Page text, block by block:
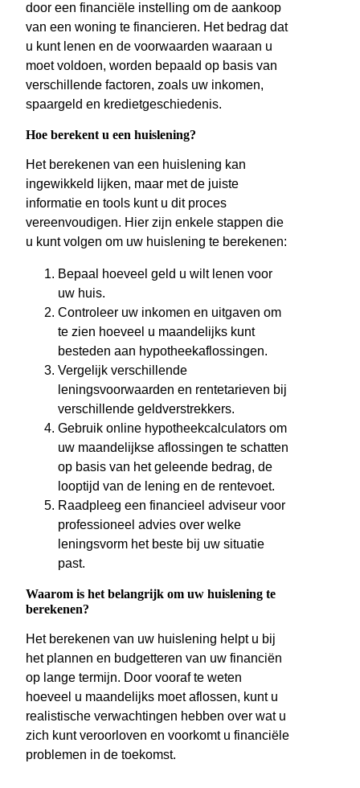
door een financiële instelling om de aankoop
van een woning te financieren. Het bedrag dat
u kunt lenen en de voorwaarden waaraan u
moet voldoen, worden bepaald op basis van
verschillende factoren, zoals uw inkomen,
spaargeld en kredietgeschiedenis.
Hoe berekent u een huislening?
Het berekenen van een huislening kan
ingewikkeld lijken, maar met de juiste
informatie en tools kunt u dit proces
vereenvoudigen. Hier zijn enkele stappen die
u kunt volgen om uw huislening te berekenen:
Bepaal hoeveel geld u wilt lenen voor
uw huis.
Controleer uw inkomen en uitgaven om
te zien hoeveel u maandelijks kunt
besteden aan hypotheekaflossingen.
Vergelijk verschillende
leningsvoorwaarden en rentetarieven bij
verschillende geldverstrekkers.
Gebruik online hypotheekcalculators om
uw maandelijkse aflossingen te schatten
op basis van het geleende bedrag, de
looptijd van de lening en de rentevoet.
Raadpleeg een financieel adviseur voor
professioneel advies over welke
leningsvorm het beste bij uw situatie
past.
Waarom is het belangrijk om uw huislening te
berekenen?
Het berekenen van uw huislening helpt u bij
het plannen en budgetteren van uw financiën
op lange termijn. Door vooraf te weten
hoeveel u maandelijks moet aflossen, kunt u
realistische verwachtingen hebben over wat u
zich kunt veroorloven en voorkomt u financiële
problemen in de toekomst.